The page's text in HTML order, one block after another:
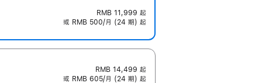
RMB 11,999 起
或 RMB 500/月 (24 期) 起
RMB 14,499 起
或 RMB 605/月 (24 期) 起